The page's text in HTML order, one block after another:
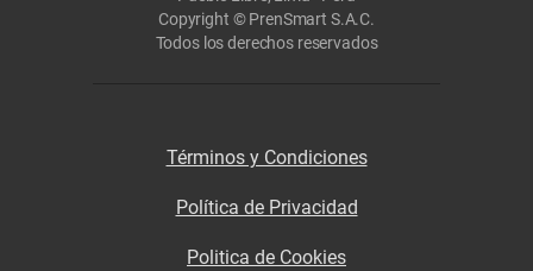
Copyright © PrenSmart S.A.C.
Todos los derechos reservados
Términos y Condiciones
Política de Privacidad
Politica de Cookies